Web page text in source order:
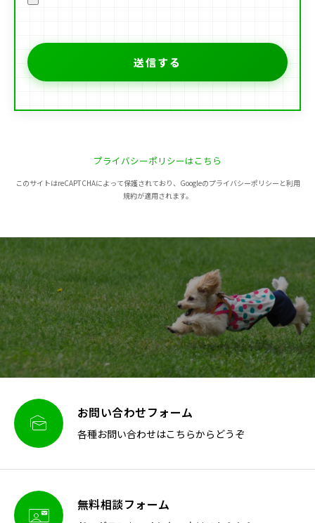
プライバシーポリシーはこちら
このサイトはreCAPTCHAによって保護されており、Googleのプライバシーポリシーと利用
規約が適用されます。
 お問い合わせフォーム
各種お問い合わせはこちらからどうぞ
 無料相談フォーム